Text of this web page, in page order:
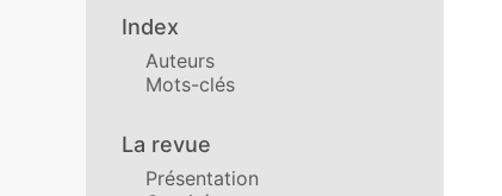
Index
Auteurs
Mots-clés
La revue
Présentation